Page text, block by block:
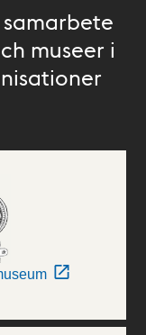
museer i